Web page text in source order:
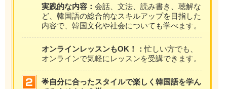
実践的な内容： 会話、文法、読み書き、聴解な
ど、韓国語の総合的なスキルアップを目指した
内容で、韓国文化や社会についても学べます。
オンラインレッスンもOK！：忙しい方でも、
オンラインで気軽にレッスンを受講できます。
🌟自分に合ったスタイルで楽しく韓国語を学ん